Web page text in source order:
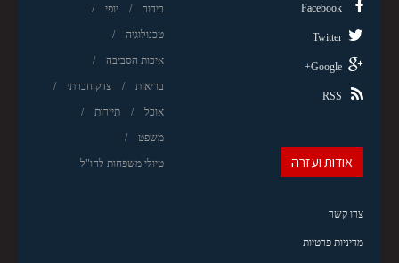
בידור יופי
טכנולוגיה
איכות הסביבה
בריאות צדק חברתי
אוכל תיירות
משפט
טיולי משפחות לחו"ל
Facebook
Twitter
Google+
RSS
אודות ועזרה
צרו קשר
מדיניות פרטיות